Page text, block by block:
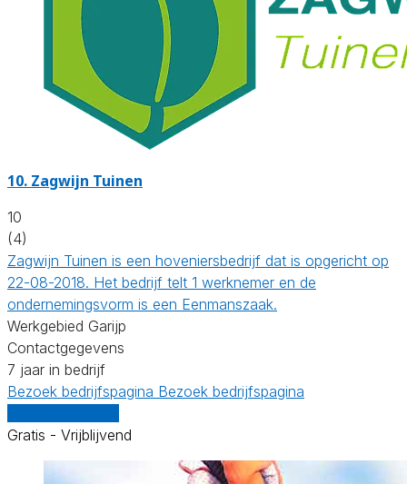
10. Zagwijn Tuinen
10
(4)
Zagwijn Tuinen is een hoveniersbedrijf dat is opgericht op
22-08-2018. Het bedrijf telt 1 werknemer en de
ondernemingsvorm is een Eenmanszaak.
Werkgebied Garijp
Contactgegevens
7 jaar in bedrijf
Bezoek bedrijfspagina Bezoek bedrijfspagina
Gratis - Vrijblijvend